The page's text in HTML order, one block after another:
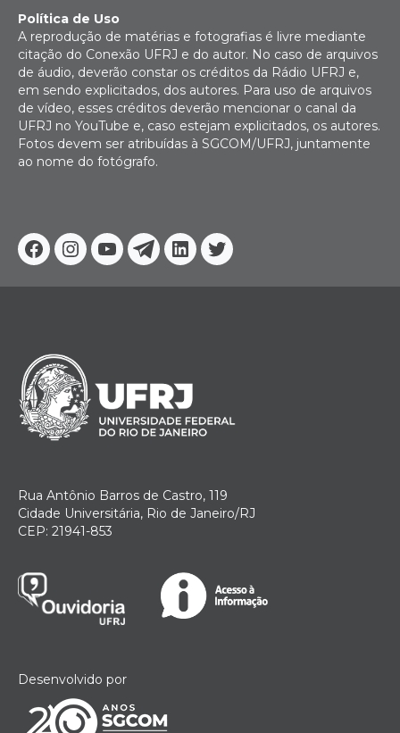
Facebook
Instagram
YoutubeTelegram
Linkedin
Twitter
Política de Uso
A reprodução de matérias e fotografias é livre mediante
citação do Conexão UFRJ e do autor. No caso de arquivos
de áudio, deverão constar os créditos da Rádio UFRJ e,
em sendo explicitados, dos autores. Para uso de arquivos
de vídeo, esses créditos deverão mencionar o canal da
UFRJ no YouTube e, caso estejam explicitados, os autores.
Fotos devem ser atribuídas à SGCOM/UFRJ, juntamente
ao nome do fotógrafo.
Rua Antônio Barros de Castro, 119
Cidade Universitária, Rio de Janeiro/RJ
CEP: 21941-853
Desenvolvido por